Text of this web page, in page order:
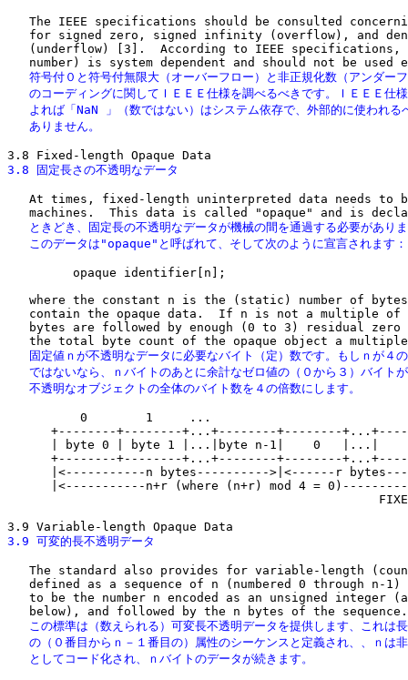
The IEEE specifications should be consulted
for signed zero, signed infinity (overflow), and
(underflow) [3].  According to IEEE specifications,
符号付０と符号付無限大（オーバーフロー）と非正規化数（アンダー
のコーディングに関してＩＥＥＥ仕様を調べるべきです。ＩＥＥＥ仕
よれば「NaN 」（数ではない）はシステム依存で、外部的に使われる
   ありません。
3.8 固定長さの不透明なデータ
At times, fixed-length uninterpreted data needs to
ときどき、固定長の不透明なデータが機械の間を通過する必要があり
このデータは"opaque"と呼ばれて、そして次のように宣言されます
         opaque identifier[n];
where the constant n is the (static) number of
contain the opaque data.  If n is not a multiple of
bytes are followed by enough (0 to 3) residual zero
固定値ｎが不透明なデータに必要なバイト（定）数です。もしｎが４
ではないなら、ｎバイトのあとに余計なゼロ値の（０から３）バイト
   不透明なオブジェクトの全体のバイト数を４の倍数にします。
          0        1     ...
+--------+--------+...+--------+--------
| byte 0 | byte 1 |...|byte n-1|    0   |...|
+--------+--------+...+--------+--------
|<-----------n bytes---------->|<------r
|<-----------n+r (where (n+r) mod 4 =
3.9 可変的長不透明データ
The standard also provides for variable-length
defined as a sequence of n (numbered 0 through n-1)
to be the number n encoded as an unsigned integer
この標準は（数えられる）可変長不透明データを提供します、これは
の（０番目からｎ－１番目の）属性のシーケンスと定義され、、ｎは
   としてコード化され、ｎバイトのデータが続きます。